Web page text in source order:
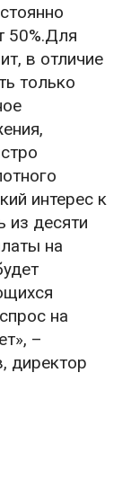
50%.Для
в отличие
только
интерес к
из десяти
на
на
–
директор